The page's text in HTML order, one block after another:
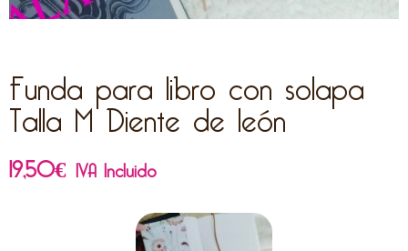
Funda para libro con solapa
Talla M Diente de león
19,50€ IVA Incluido